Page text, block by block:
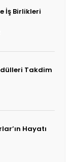
İş Birlikleri
Takdim
Hayatı